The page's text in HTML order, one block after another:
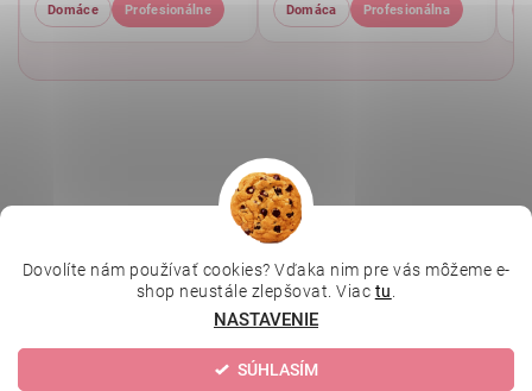
Domáce Profesionálne Domáca Profesionálna
Depilujeme.cz | Kosmetická škola | Online kosmetické kurzy |
MikroArt | Ella Baché
2026 © Kozmetický obchod, všetky práva vyhradenéUpraviť nastavenie cookies
Dovolíte nám používať cookies? Vďaka nim pre vás môžeme e-
shop neustále zlepšovat. Viac tu
NASTAVENIE
SÚHLASÍM